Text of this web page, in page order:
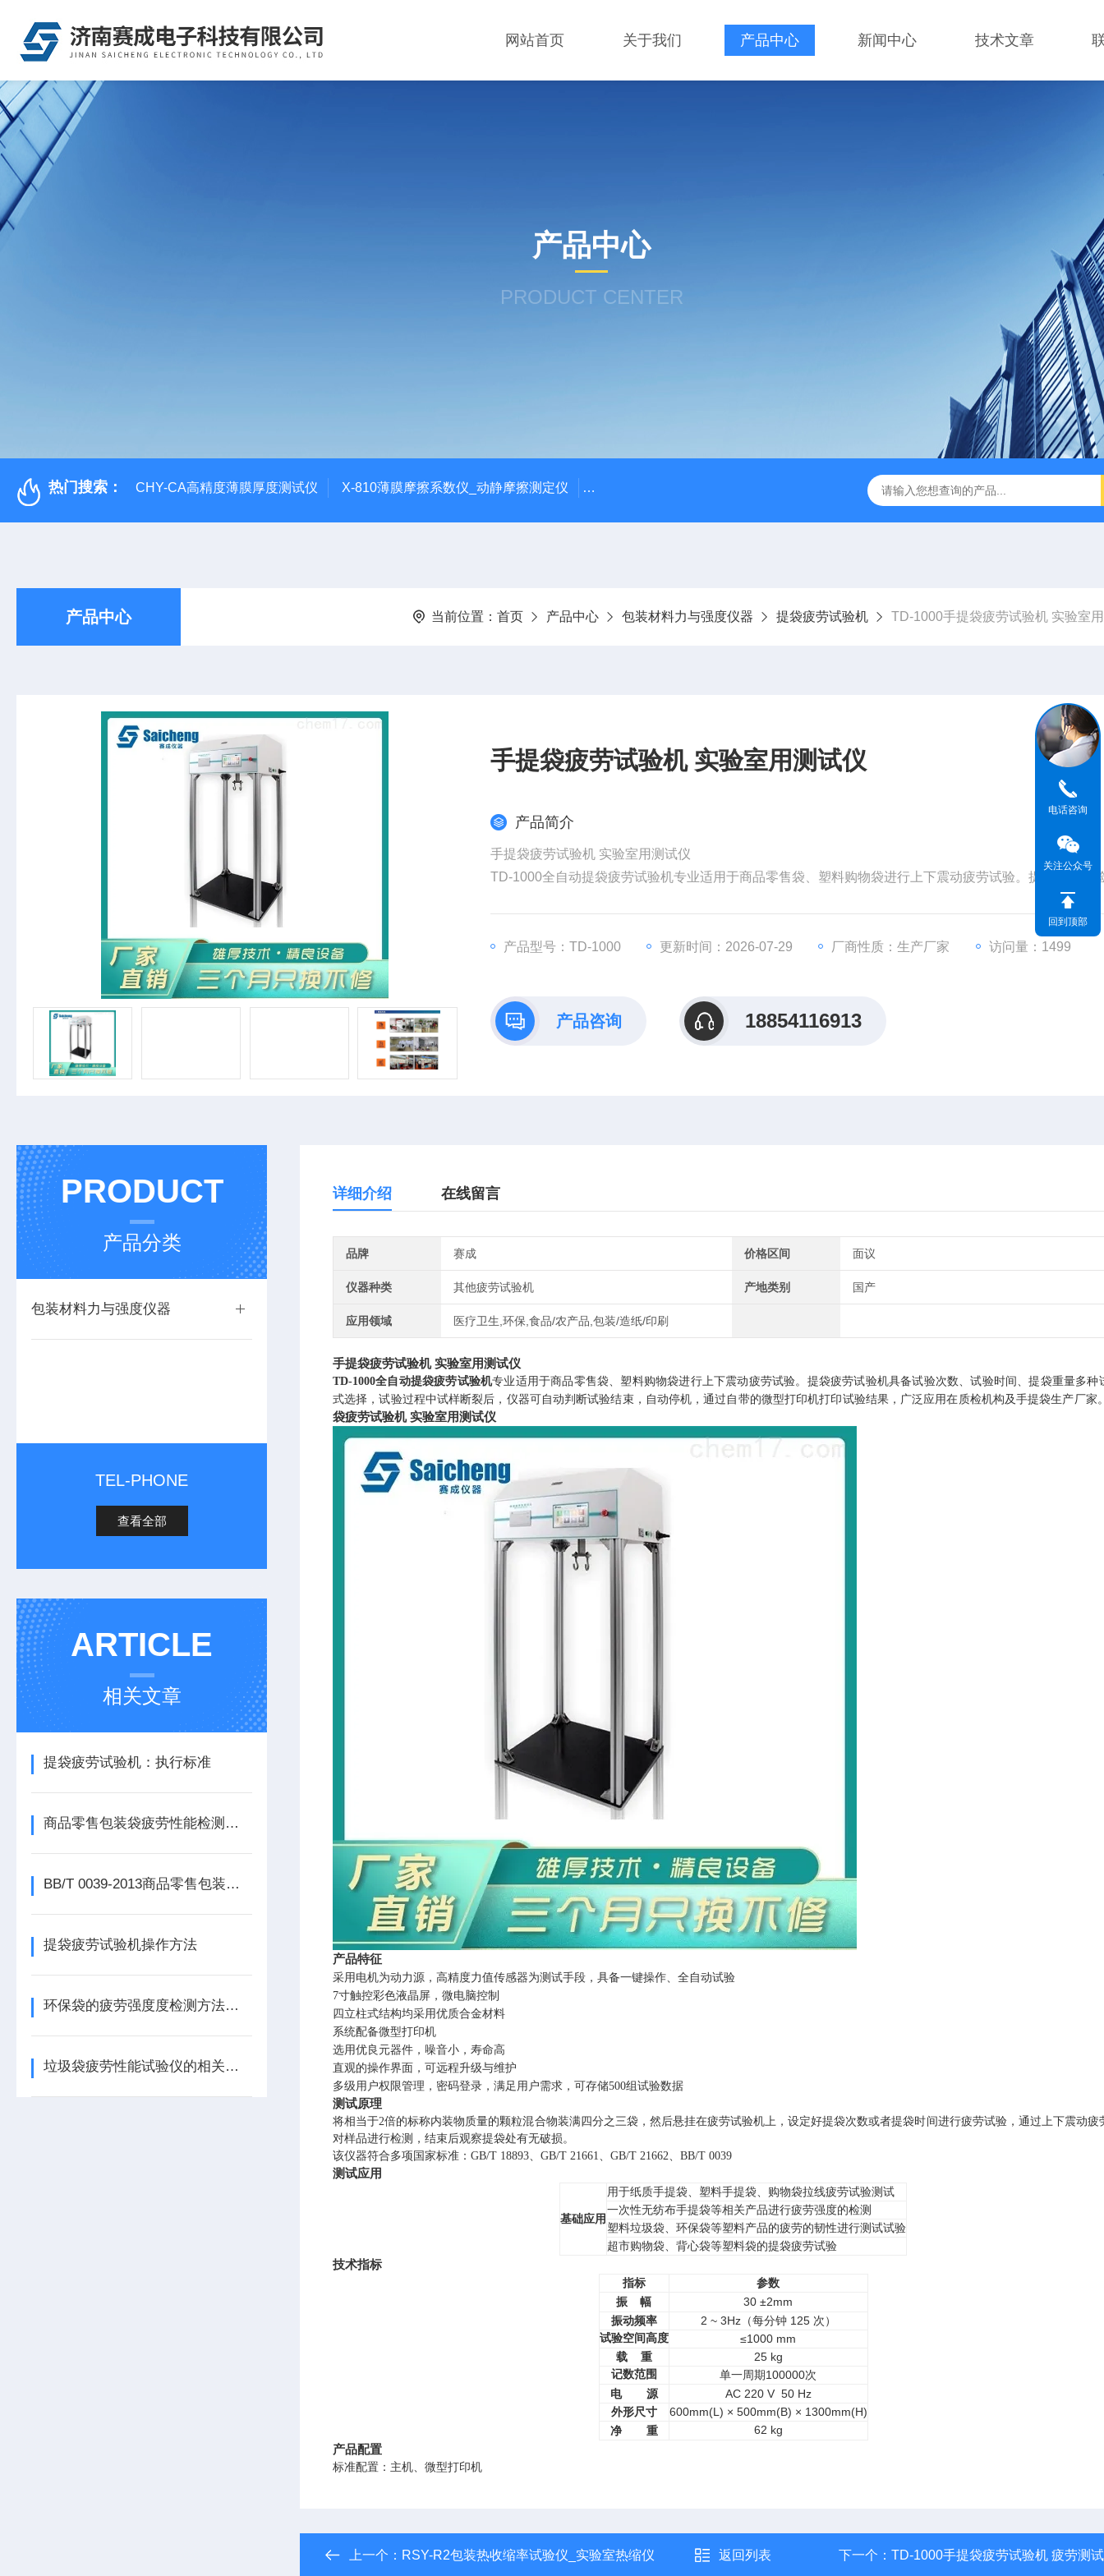
网站首页 关于我们 产品中心 新闻中心 技术文章
产品中心
PRODUCT CENTER
热门搜索： CHY-CA高精度薄膜厚度测试仪 X-810薄膜摩擦系数仪_动静摩擦测定仪 SCK-H玻璃瓶耐热冲击检测仪 赛成仪器 密封测漏仪 密封检测设备
产品中心 当前位置： 首页 产品中心 包装材料力与强度仪器 提袋疲劳试验机 TD-1000手提袋疲劳试验机 实验室
手提袋疲劳试验机 实验室用测试仪
产品简介
手提袋疲劳试验机 实验室用测试仪
TD-1000全自动提袋疲劳试验机专业适用于商品零售袋、塑料购物袋进行上下震动疲劳试验。提袋疲劳试
备试验次数、试验时间、提袋重量多种试验模式选择，试验过程中试样断裂后，仪器可自动判断试验结
产品型号：TD-1000
更新时间：2026-07-29 厂商性质：生产厂家 访问量：1499
产品咨询 18854116913
PRODUCT
产品分类
包装材料力与强度仪器
TEL-PHONE
查看全部
ARTICLE
相关文章
提袋疲劳试验机：执行标准
商品零售包装袋疲劳性能检测仪器
BB/T 0039-2013商品零售包装袋物理机械性能试验方法
提袋疲劳试验机操作方法
环保袋的疲劳强度度检测方法介绍
垃圾袋疲劳性能试验仪的相关服务说明
详细介绍 在线留言
品牌 赛成 价格区间 面议
仪器种类 其他疲劳试验机 产地类别 国产
应用领域 医疗卫生,环保,食品/农产品,包装/造纸/印刷
手提袋疲劳试验机 实验室用测试仪
TD-1000全自动提袋疲劳试验机专业适用于商品零售袋、塑料购物袋进行上下震动疲劳试验。提袋疲劳试验机具备试验次数、试验时间、提袋重量多种
式选择，试验过程中试样断裂后，仪器可自动判断试验结束，自动停机，通过自带的微型打印机打印试验结果，广泛应用在质检机构及手提袋生产厂家
袋疲劳试验机 实验室用测试仪
产品特征
采用电机为动力源，高精度力值传感器为测试手段，具备一键操作、全自动试验
7寸触控彩色液晶屏，微电脑控制
四立柱式结构均采用优质合金材料
系统配备微型打印机
选用优良元器件，噪音小，寿命高
直观的操作界面，可远程升级与维护
多级用户权限管理，密码登录，满足用户需求，可存储500组试验数据
测试原理
将相当于2倍的标称内装物质量的颗粒混合物装满四分之三袋，然后悬挂在疲劳试验机上，设定好提袋次数或者提袋时间进行疲劳试验，通过上下震动疲
对样品进行检测，结束后观察提袋处有无破损。
该仪器符合多项国家标准：GB/T 18893、GB/T 21661、GB/T 21662、BB/T 0039
测试应用
基础应用
用于纸质手提袋、塑料手提袋、购物袋拉线疲劳试验测试
一次性无纺布手提袋等相关产品进行疲劳强度的检测
塑料垃圾袋、环保袋等塑料产品的疲劳的韧性进行测试试验
超市购物袋、背心袋等塑料袋的提袋疲劳试验
技术指标
指标
参数
振 幅 30 ±2mm
振动频率 2 ~ 3Hz（每分钟 125 次）
试验空间高度 ≤1000 mm
载 重 25 kg
记数范围
单一周期100000次
电
源 AC 220 V 50 Hz
外形尺寸
600mm(L) × 500mm(B) × 1300mm(H)
净
重
62 kg
产品配置
标准配置： 主机、微型打印机
上一个： RSY-R2包装热收缩率试验仪_实验室热缩仪 返回列表 下一个： TD-1000手提袋疲劳试验机 疲劳测
电话咨询
关注公众号
回到顶部